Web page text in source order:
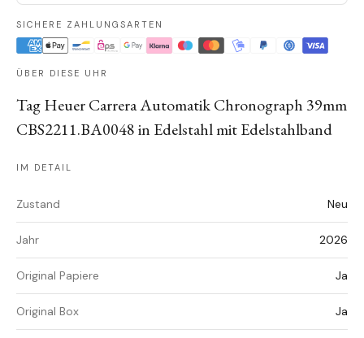
SICHERE ZAHLUNGSARTEN
ÜBER DIESE UHR
Tag Heuer Carrera Automatik Chronograph 39mm
CBS2211.BA0048 in Edelstahl mit Edelstahlband
IM DETAIL
Zustand Neu
Jahr 2026
Original Papiere Ja
Original Box Ja